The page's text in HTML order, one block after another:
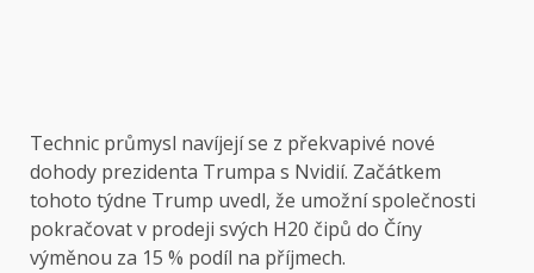
Technic průmysl navíjejí se z překvapivé nové
dohody prezidenta Trumpa s Nvidií. Začátkem
tohoto týdne Trump uvedl, že umožní společnosti
pokračovat v prodeji svých H20 čipů do Číny
výměnou za 15 % podíl na příjmech.